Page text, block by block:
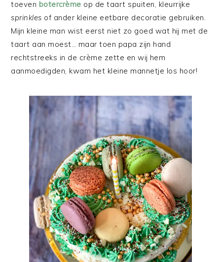
toeven botercrème op de taart spuiten, kleurrijke
sprinkles of ander kleine eetbare decoratie gebruiken.
Mijn kleine man wist eerst niet zo goed wat hij met de
taart aan moest… maar toen papa zijn hand
rechtstreeks in de crème zette en wij hem
aanmoedigden, kwam het kleine mannetje los hoor!